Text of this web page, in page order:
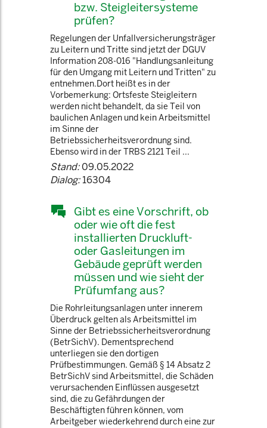
bzw. Steigleitersysteme
prüfen?
Regelungen der Unfallversicherungsträger
zu Leitern und Tritte sind jetzt der DGUV
Information 208-016 "Handlungsanleitung
für den Umgang mit Leitern und Tritten" zu
entnehmen.Dort heißt es in der
Vorbemerkung: Ortsfeste Steigleitern
werden nicht behandelt, da sie Teil von
baulichen Anlagen und kein Arbeitsmittel
im Sinne der
Betriebssicherheitsverordnung sind.
Ebenso wird in der TRBS 2121 Teil ...
Stand:09.05.2022
Dialog:16304
Gibt es eine Vorschrift, ob
oder wie oft die fest
installierten Druckluft-
oder Gasleitungen im
Gebäude geprüft werden
müssen und wie sieht der
Prüfumfang aus?
Die Rohrleitungsanlagen unter innerem
Überdruck gelten als Arbeitsmittel im
Sinne der Betriebssicherheitsverordnung
(BetrSichV). Dementsprechend
unterliegen sie den dortigen
Prüfbestimmungen. Gemäß § 14 Absatz 2
BetrSichV sind Arbeitsmittel, die Schäden
verursachenden Einflüssen ausgesetzt
sind, die zu Gefährdungen der
Beschäftigten führen können, vom
Arbeitgeber wiederkehrend durch eine zur